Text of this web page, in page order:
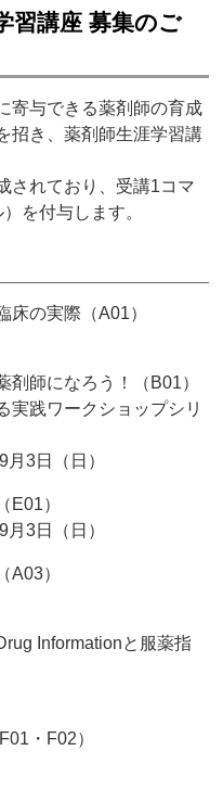
習講座 募集のご
寄与できる薬剤師の育成
招き、薬剤師生涯学習講
されており、受講1コマ
を付与します。
の実際（A01）
剤師になろう！（B01）
実践ワークショップシリ
3日（日）
E01）
3日（日）
）
Informationと服薬指
・F02）